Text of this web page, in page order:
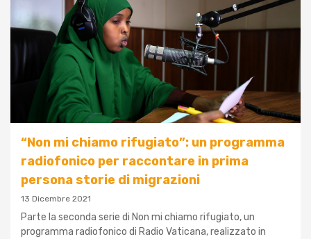
“Non mi chiamo rifugiato”: un programma
radiofonico per raccontare in prima
persona storie di migrazioni
13 Dicembre 2021
Parte la seconda serie di Non mi chiamo rifugiato, un
programma radiofonico di Radio Vaticana, realizzato in